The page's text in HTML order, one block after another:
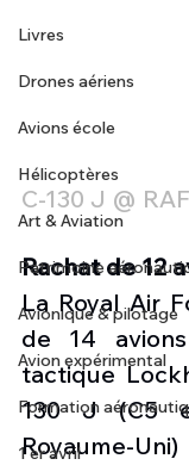
Livres
Drones aériens
Avions école
Hélicoptères
Art & Aviation
Patrimoine
Avionique & pilotage
Avion expérimental
Formation
1 er avril
C-130 J @ RAF
Rachat de 12
La Royal Air
de 14
tactique
130 J (C5
Royaume-